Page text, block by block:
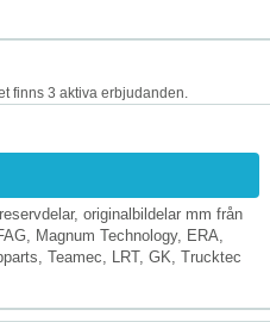
finns 3 aktiva erbjudanden.
originalbildelar mm från
Magnum Technology, ERA,
Teamec, LRT, GK, Trucktec